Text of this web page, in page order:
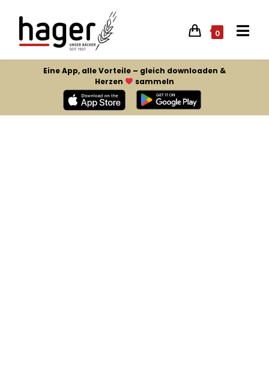
0
Eine App, alle Vorteile – gleich downloaden &
Herzen
sammeln